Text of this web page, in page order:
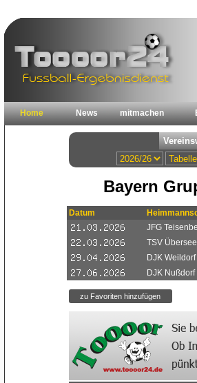
Home News mitmachen
Bayern
Datum
JFG
TSV Übersee
DJK Weildorf
DJK Nußdorf